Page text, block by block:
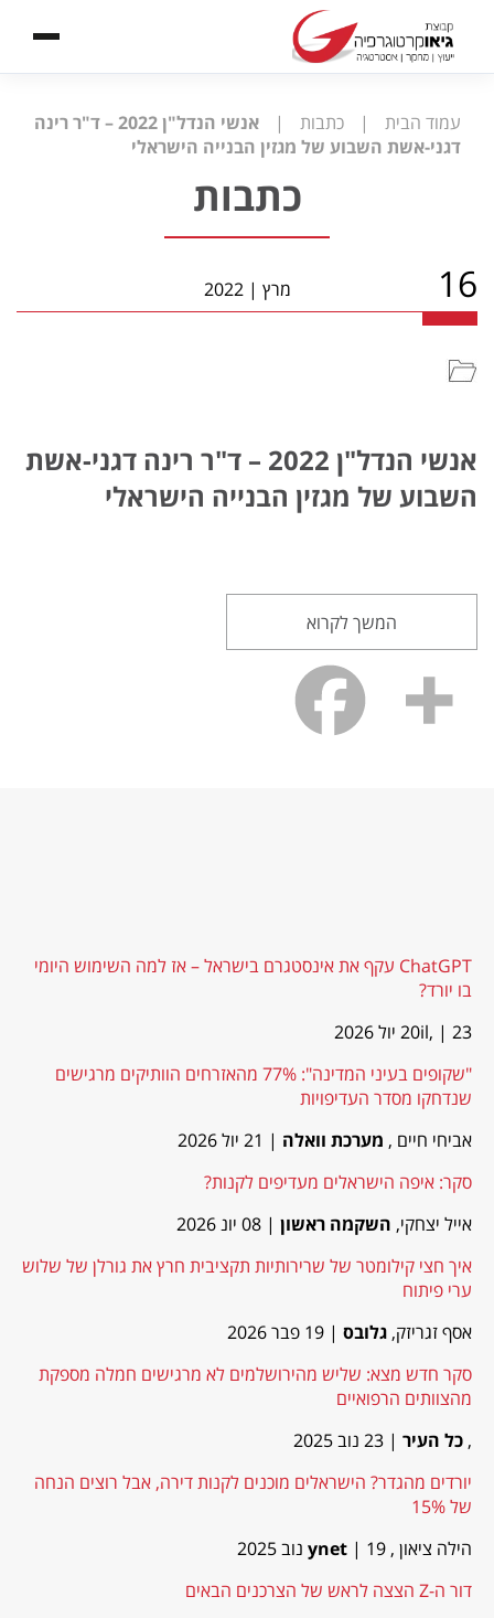
עמוד הבית | כתבות |
אנשי הנדל"ן 2022 – ד"ר רינה
דגני-אשת השבוע של מגזין הבנייה הישראלי
כתבות
16 מרץ |
2022
אנשי הנדל"ן 2022 – ד"ר רינה דגני-אשת
השבוע של מגזין הבנייה הישראלי
המשך לקרוא
ChatGPT עקף את אינסטגרם בישראל – אז למה השימוש היומי
בו יורד?
20il, | 23 יול 2026
"שקופים בעיני המדינה": 77% מהאזרחים הוותיקים מרגישים
שנדחקו מסדר העדיפויות
אביחי חיים , מערכת וואלה | 21 יול 2026
סקר: איפה הישראלים מעדיפים לקנות?
אייל יצחקי, השקמה ראשון | 08 יונ 2026
איך חצי קילומטר של שרירותיות תקציבית חרץ את גורלן של שלוש
ערי פיתוח
אסף זגריזק, גלובס | 19 פבר 2026
סקר חדש מצא: שליש מהירושלמים לא מרגישים חמלה מספקת
מהצוותים הרפואיים
, כל העיר | 23 נוב 2025
יורדים מהגדר? הישראלים מוכנים לקנות דירה, אבל רוצים הנחה
של 15%
הילה ציאון ,
ynet | 19 נוב 2025
דור ה-Z הצצה לראש של הצרכנים הבאים